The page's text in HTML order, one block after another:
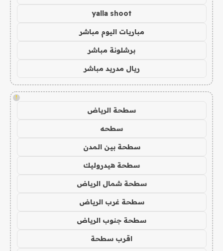
yalla shoot
مباريات اليوم مباشر
برشلونة مباشر
ريال مدريد مباشر
!
سطحة الرياض
سطحه
سطحة بين المدن
سطحة هيدروليك
سطحة شمال الرياض
سطحة غرب الرياض
سطحة جنوب الرياض
اقرب سطحة